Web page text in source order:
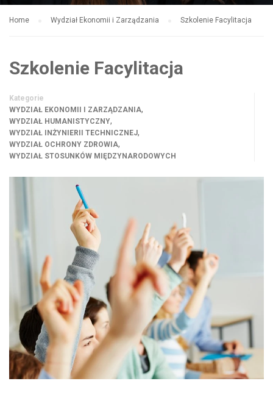
Home Wydział Ekonomii i Zarządzania Szkolenie Facylitacja
Szkolenie Facylitacja
Kategorie
WYDZIAŁ EKONOMII I ZARZĄDZANIA,
WYDZIAŁ HUMANISTYCZNY,
WYDZIAŁ INŻYNIERII TECHNICZNEJ,
WYDZIAŁ OCHRONY ZDROWIA,
WYDZIAŁ STOSUNKÓW MIĘDZYNARODOWYCH